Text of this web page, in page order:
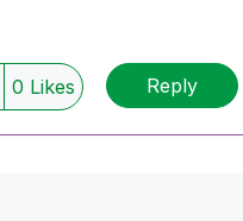
0 Likes Reply